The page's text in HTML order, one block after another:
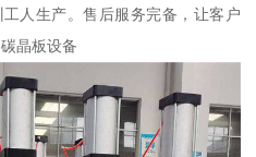
人生产。售后服务完备，让客户
晶板设备